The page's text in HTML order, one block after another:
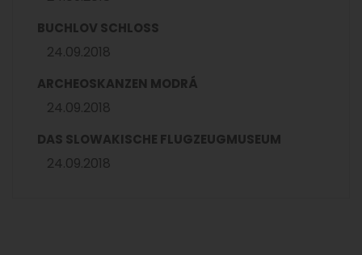
BUCHLOV SCHLOSS
24.09.2018
ARCHEOSKANZEN MODRÁ
24.09.2018
DAS SLOWAKISCHE FLUGZEUGMUSEUM
24.09.2018